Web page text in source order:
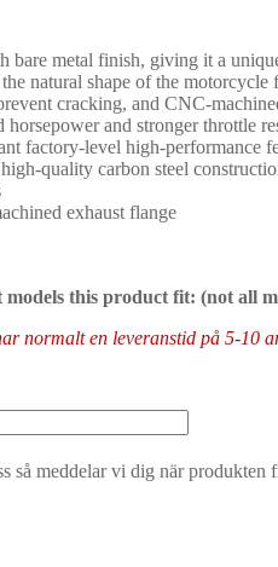
metal finish, giving it a
natural shape of the
cracking, and CNC-
and stronger throttle
factory-level high-performance
quality carbon steel
exhaust flange
models this product fit: (not all
normalt en leveranstid på 5-10
så meddelar vi dig när produkten